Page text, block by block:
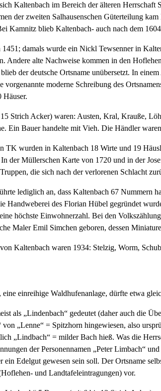
Kaltenbach im Bereich der älteren
der zweiten Salhausenschen Güterteilung
Kamnitz blieb Kaltenbach- auch nach dem
1451; damals wurde ein Nickl Tewsenner in
Andere alte Nachweise kommen in den
der deutsche Ortsname unübersetzt. In
vorgenannte moderne Schreibung des
Häuser.
Strich Acker) waren: Austen, Kral, Krauße,
Ein Bauer handelte mit Vieh. Die Händler
TK wurden in Kaltenbach 18 Wirte und 19
der Müllerschen Karte von 1720 und in der
die sich nach der verlorenen Schlacht
lediglich an, dass Kaltenbach 67 Nummern
Handweberei des Florian Hübel gegründet
höchste Einwohnerzahl. Bei den
Maler Emil Simchen geboren, dessen
Kaltenbach waren 1934: Stelzig, Worm,
einreihige Waldhufenanlage, dürfte etwa
als „Lindenbach“ gedeutet (daher auch die
„Lenne“ = Spitzhorn hingewiesen, also
„Lindbach“ = milder Bach hieß. Was die
der Personennamen „Peter Limbach“
ein Edelgut gewesen sein soll. Der Ortsname
und Landtafeleintragungen) vor.